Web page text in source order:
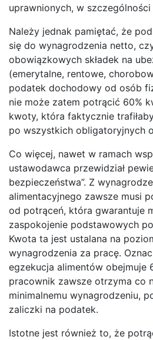
uprawnionych, w szczególności
Należy jednak pamiętać, że
się do wynagrodzenia netto,
obowiązkowych składek na
(emerytalne, rentowe,
podatek dochodowy od osób
nie może zatem potrącić 60%
kwoty, która faktycznie
po wszystkich obligatoryjnych
Co więcej, nawet w ramach
ustawodawca przewidział
bezpieczeństwa”. Z
alimentacyjnego zawsze musi
od potrąceń, która gwarantuje
zaspokojenie podstawowych
Kwota ta jest ustalana na
wynagrodzenia za pracę.
egzekucja alimentów obejmuje
pracownik zawsze otrzyma co
minimalnemu wynagrodzeniu,
zaliczki na podatek.
Istotne jest również to, że